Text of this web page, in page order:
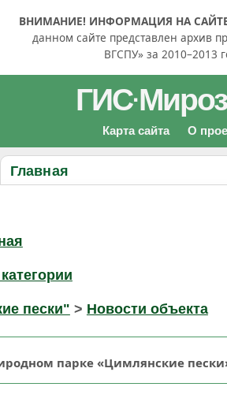
ВНИМАНИЕ! ИНФОРМАЦИЯ НА САЙТЕ
данном сайте представлен архив
ВГСПУ» за 2010–2013
ГИС·
Карта сайта О
Главная
пески" > Новости объекта
парке «Цимлянские